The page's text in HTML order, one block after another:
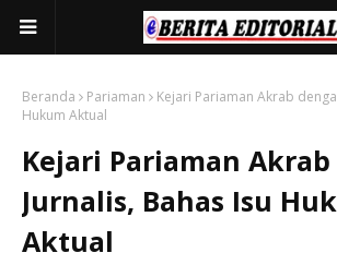
Beranda Pariaman
Kejari Pariaman Akrab
Hukum Aktual
Kejari Pariaman
Jurnalis, Bahas Isu
Aktual